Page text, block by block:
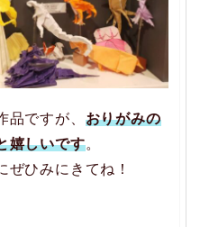
品ですが、 おりがみの
嬉しいです。
ぜひみにきてね！